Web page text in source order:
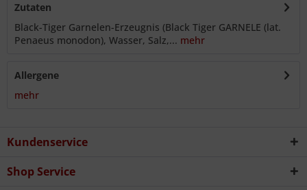
Zutaten
Black-Tiger Garnelen-Erzeugnis (Black Tiger GARNELE (lat.
Penaeus monodon), Wasser, Salz,... mehr
Allergene
mehr
Kundenservice
Shop Service